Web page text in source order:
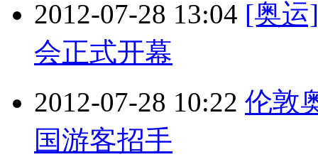
2012-07-28 13:04 [奥运
会正式开幕
2012-07-28 10:22 伦敦
国游客招手